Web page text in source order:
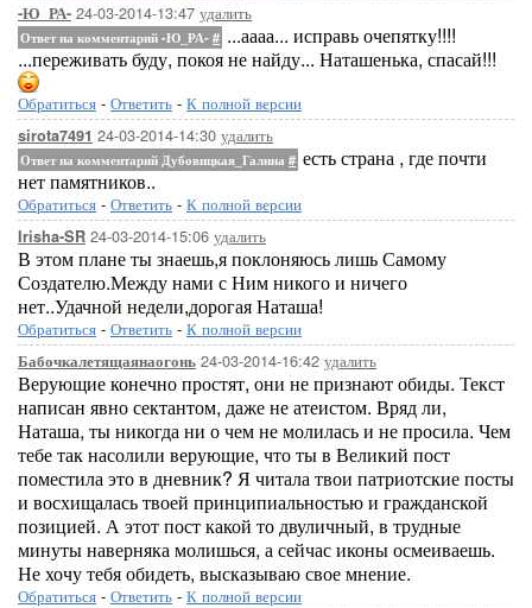
-Ю_РА- 24-03-2014-13:47 удалить
Ответ на комментарий -Ю_РА- # ...аааа... исправь очепятку!!!!
...переживать буду, покоя не найду... Наташенька, спасай!!!
Обратиться - Ответить - К полной версии
sirota7491 24-03-2014-14:30 удалить
Ответ на комментарий Дубовицкая_Галина # есть страна , где почти
нет памятников..
Обратиться - Ответить - К полной версии
Irisha-SR 24-03-2014-15:06 удалить
В этом плане ты знаешь,я поклоняюсь лишь Самому
Создателю.Между нами с Ним никого и ничего
нет..Удачной недели,дорогая Наташа!
Обратиться - Ответить - К полной версии
Бабочкалетящаянаогонь 24-03-2014-16:42 удалить
Верующие конечно простят, они не признают обиды. Текст
написан явно сектантом, даже не атеистом. Вряд ли,
Наташа, ты никогда ни о чем не молилась и не просила. Чем
тебе так насолили верующие, что ты в Великий пост
поместила это в дневник? Я читала твои патриотские посты
и восхищалась твоей принципиальностью и гражданской
позицией. А этот пост какой то двуличный, в трудные
минуты наверняка молишься, а сейчас иконы осмеиваешь.
Не хочу тебя обидеть, высказываю свое мнение.
Обратиться - Ответить - К полной версии